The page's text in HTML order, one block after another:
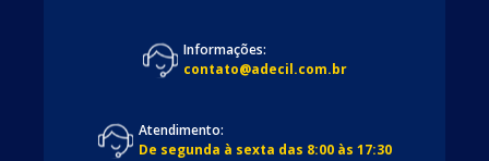
Informações:
contato@adecil.com.br
Atendimento:
De segunda à sexta das 8:00 às 17:30